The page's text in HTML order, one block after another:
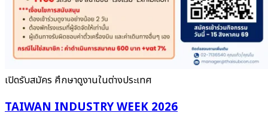
เปิดรับสมัคร ศึกษาดูงานในต่างประเทศ
TAIWAN INDUSTRY WEEK 2026